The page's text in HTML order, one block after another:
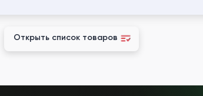
Открыть список товаров